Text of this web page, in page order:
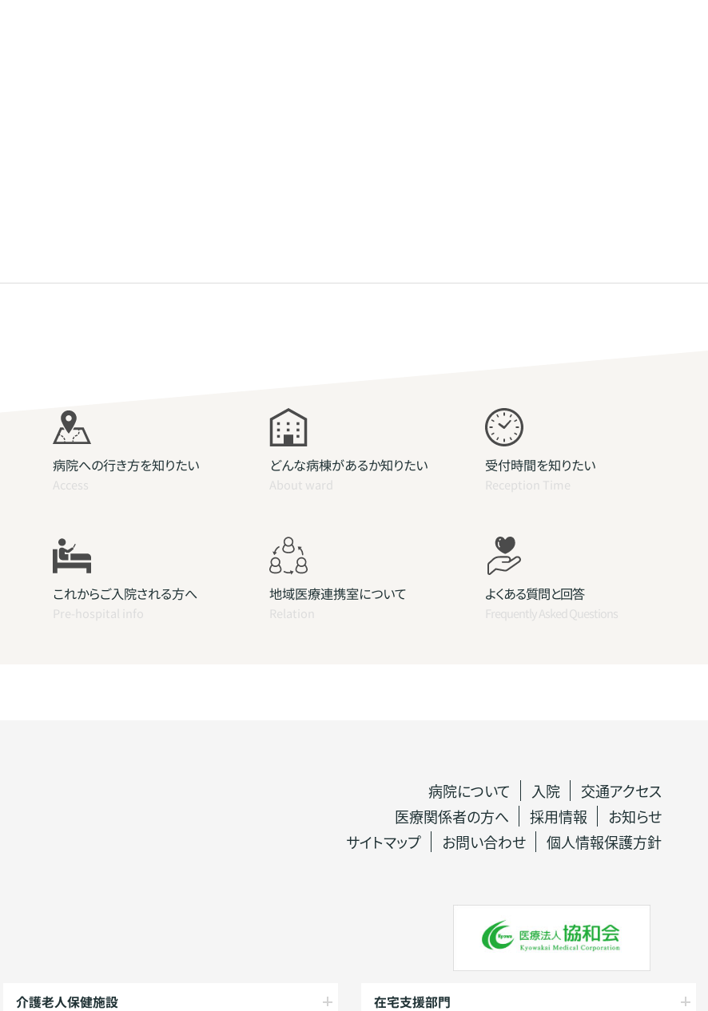
病院への行き方を知りたい
Access
どんな病棟があるか知りたい
About ward
受付時間を知りたい
Reception Time
これからご入院される方へ
Pre-hospital info
地域医療連携室について
Relation
よくある質問と回答
Frequently Asked Questions
病院について 入院
交通アクセス
医療関係者の方へ
採用情報
お知らせ
サイトマップ
お問い合わせ 個人情報保護方針
介護老人保健施設 在宅支援部門